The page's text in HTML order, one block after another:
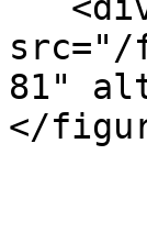
src="/
81"
</